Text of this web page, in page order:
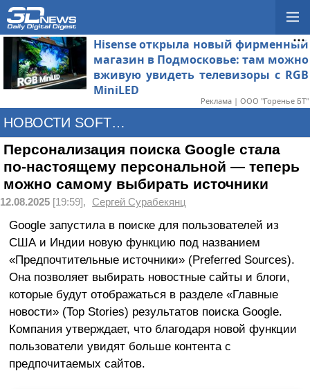
Hisense открыла новый фирменный
магазин в Подмосковье: там можно
вживую увидеть телевизоры с RGB
MiniLED
Реклама | ООО "Горенье БТ"
НОВОСТИ SOFTWARE
Персонализация поиска Google стала
по-настоящему персональной — теперь
можно самому выбирать источники
12.08.2025 [19:59], Сергей Сурабекянц
Google запустила в поиске для пользователей из
США и Индии новую функцию под названием
«Предпочтительные источники» (Preferred Sources).
Она позволяет выбирать новостные сайты и блоги,
которые будут отображаться в разделе «Главные
новости» (Top Stories) результатов поиска Google.
Компания утверждает, что благодаря новой функции
пользователи увидят больше контента с
предпочитаемых сайтов.